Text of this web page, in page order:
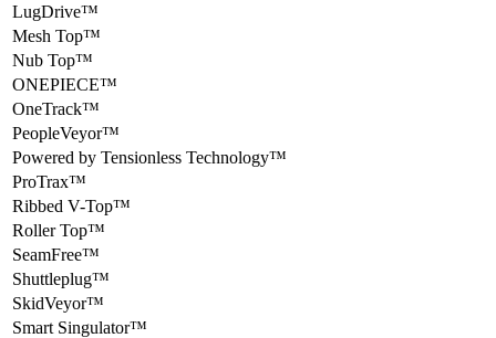
LugDrive™
Mesh Top™
Nub Top™
ONEPIECE™
OneTrack™
PeopleVeyor™
Powered by Tensionless Technology™
ProTrax™
Ribbed V-Top™
Roller Top™
SeamFree™
Shuttleplug™
SkidVeyor™
Smart Singulator™